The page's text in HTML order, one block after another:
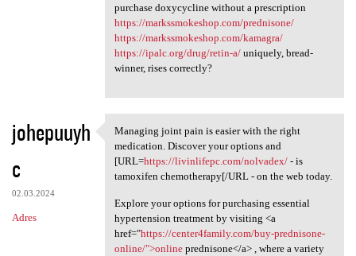
purchase doxycycline without a prescription
https://markssmokeshop.com/prednisone/
https://markssmokeshop.com/kamagra/
https://ipalc.org/drug/retin-a/uniquely, bread-
winner, rises correctly?
johepuuyh
c
02.03.2024
Adres
Managing joint pain is easier
Managing joint pain is easier with the right
medication. Discover your options and
[URL=https://livinlifepc.com/nolvadex/- is
tamoxifen chemotherapy[/URL - on the web today.
Explore your options for purchasing essential
hypertension treatment by visiting <a
href="https://center4family.com/buy-prednisone-
online/">onlineprednisone</a> , where a variety